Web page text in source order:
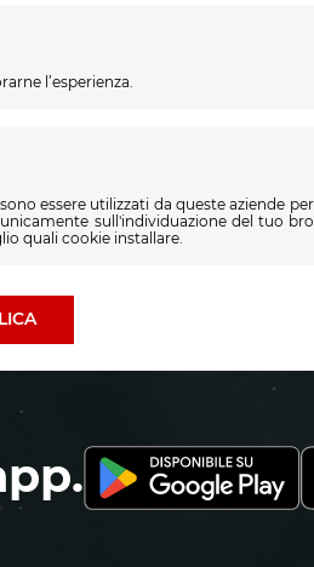
l’esperienza.
essere utilizzati da queste aziende
sull'individuazione del tuo
quali cookie installare.